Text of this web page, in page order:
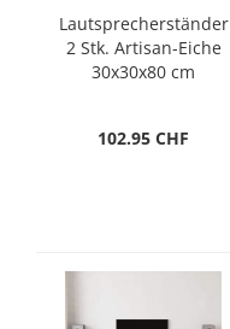
Lautsprecherständer
2 Stk. Artisan-Eiche
30x30x80 cm
102.95 CHF